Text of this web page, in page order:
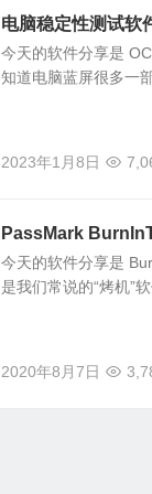
电脑稳定性测试软
今天的软件分享是
知道电脑蓝屏很多一
2023年1月8日
PassMark
今天的软件分享是
是我们常说的“烤机”
2020年8月7日